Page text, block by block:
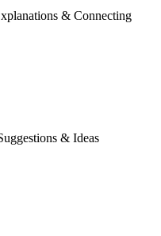
& Connecting
& Ideas